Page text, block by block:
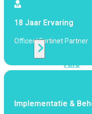
Alle
18 Jaar Ervaring
Officeel Fortinet Partner
Implementatie &